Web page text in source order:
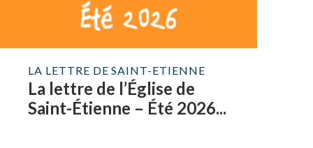
LA LETTRE DE SAINT-ETIENNE
La lettre de l’Église de
Saint-Étienne – Été 2026...